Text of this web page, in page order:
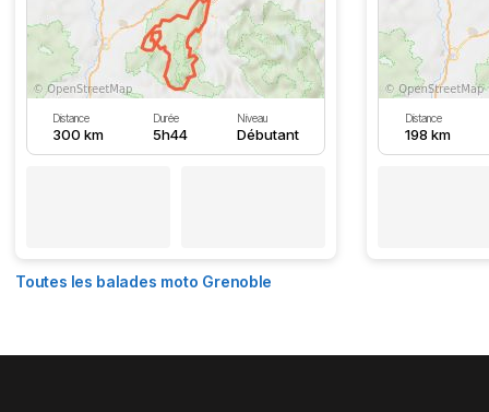
Distance
300 km
Durée
5h44
Niveau
Débutant
Distance
198 km
Toutes les balades moto Grenoble